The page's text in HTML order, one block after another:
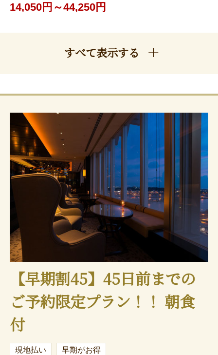
14,050円～44,250円
すべて表示する
【早期割45】45日前までの
ご予約限定プラン！！ 朝食
付
現地払い 早期がお得